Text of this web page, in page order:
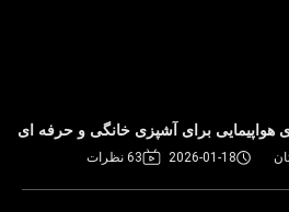
هواپیمایی برای آشپزی خانگی و حرفه ای
2026-01-18 63 نظرات